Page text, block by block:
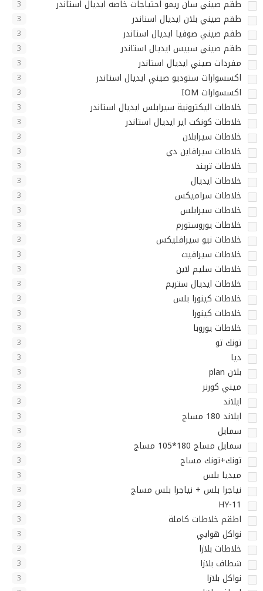
طقم صيني سان ريمو احتياجات خاصه ايديال استاندر 3
طقم صيني بلان ايديال اسناندر 3
طقم صيني صوفيا ايديال استاندر 3
طقم صيني سبيس ايديال استاندر 3
مفردات صيني ايديال استاندر 3
اكسسوارات ستوديو صيني ايديال استاندر 3
اكسسوارات IOM 3
خلاطات اليكترونية سيرابلس ايديال استاندر 3
خلاطات كونكت اير ايديال استاندر 3
خلاطات سيرابلان 3
خلاطات سيرافاين دي 3
خلاطات تريند 3
خلاطات ايديال 3
خلاطات سراميكس 3
خلاطات سيرابلس 3
خلاطات يوروستورم 3
خلاطات نيو سيرافليكس 3
خلاطات سيرافيت 3
خلاطات سليم لاين 3
خلاطات ايديال ستريم 3
خلاطات كينورا بلس 3
خلاطات كينورا 3
خلاطات يوروبا 3
تونك تو 3
ديا 3
بلان plan 3
ميني كورنر 3
ايلاند 3
ايلاند 180 مساج 3
سمايل 3
سمايل مساج 180*105 مساج 3
تونك+تونك مساج 3
ميديا بلس 3
نياجرا بلس + نياجرا بلس مساج 3
HY-11
3
اطقم خلاطات كاملة 3
نواكل هوايي 3
خلاطات بلازا 3
شطاف بلازا 3
نواكل بلازا 3